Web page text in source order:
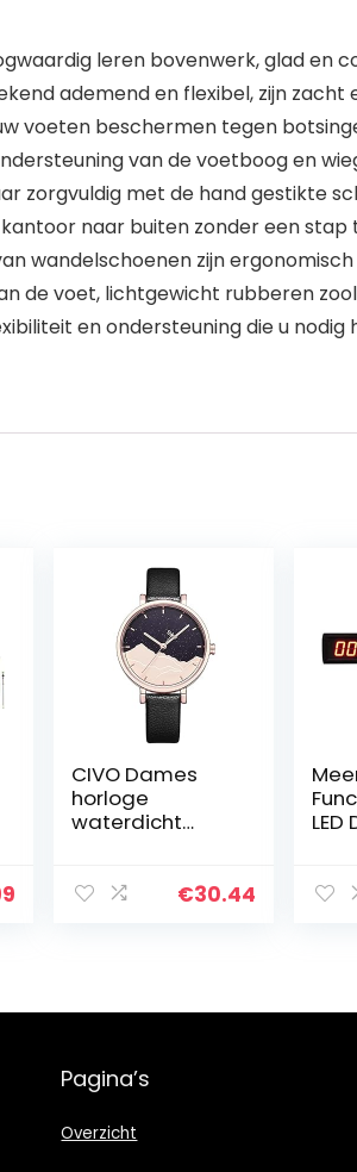
leren bovenwerk, glad
ademend en flexibel, zijn
uw voeten beschermen tegen
van de voetboog en
zorgvuldig met de hand
naar buiten zonder een stap
wandelschoenen zijn
de voet, lichtgewicht rubberen
en ondersteuning die u
CIVO Dames
horloge
waterdicht
sterrenhemel
€30.44
Pagina’s
Overzicht